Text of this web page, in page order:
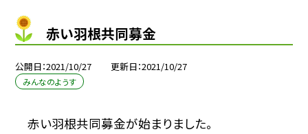
赤い羽根共同募金
公開日 2021/10/27 更新日 2021/10/27
みんなのようす
赤い羽根共同募金が始まりました。